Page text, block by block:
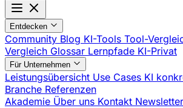
Entdecken
Community Blog KI-Tools Tool-
Vergleich Glossar Lernpfade KI-Privat
Für Unternehmen
Leistungsübersicht Use Cases KI
Branche Referenzen
Akademie Über uns Kontakt Newsletter